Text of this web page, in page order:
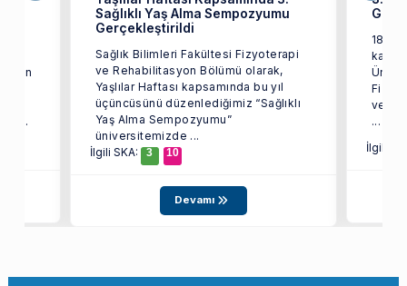
...
Sağlıklı Yaş Alma Sempozyumu
Gerçekleştirildi
Sağlık Bilimleri Fakültesi Fizyoterapi
ve Rehabilitasyon Bölümü olarak,
Yaşlılar Haftası kapsamında bu yıl
üçüncüsünü düzenlediğimiz “Sağlıklı
Yaş Alma Sempozyumu”
üniversitemizde ...
İlgili SKA:
3 10
Devamı
18-24
ve
...
İlgili